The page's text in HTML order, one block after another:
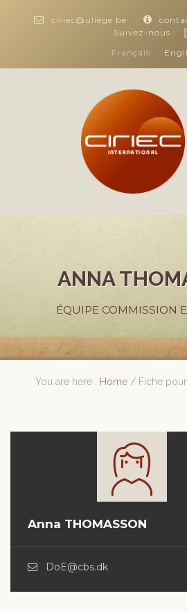
ciriec@uliege.be
Suivez-nous :
Français
ANNA
ÉQUIPE COMMISSION
You are here : Home/ Fiche
Anna THOMASSON
DoE@cbs.dk